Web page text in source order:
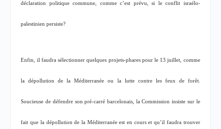
déclaration politique commune, comme c’est prévu, si le conflit israélo-
palestinien persiste?
Enfin, il faudra sélectionner quelques projets-phares pour le 13 juillet, comme
la dépollution de la Méditerranée ou la lutte contre les feux de forêt.
Soucieuse de défendre son pré-carré barcelonais, la Commission insiste sur le
fait que la dépollution de la Méditerranée est en cours et qu’il faudra trouver